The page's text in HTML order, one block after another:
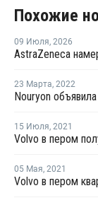
Похожие
09 Июля, 2026
23 Марта, 2022
15 Июля, 2021
Volvo в пером
05 Мая, 2021
Volvo в пером